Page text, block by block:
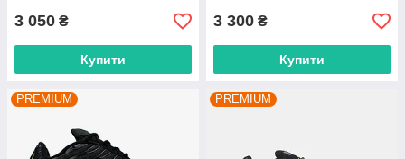
3 050 ₴
Купити
3 300 ₴
Купити
PREMIUM PREMIUM